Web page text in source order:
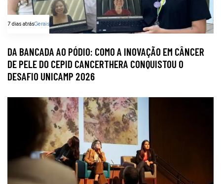
7 dias atrásGerais
DA BANCADA AO PÓDIO: COMO A INOVAÇÃO EM CÂNCER
DE PELE DO CEPID CANCERTHERA CONQUISTOU O
DESAFIO UNICAMP 2026